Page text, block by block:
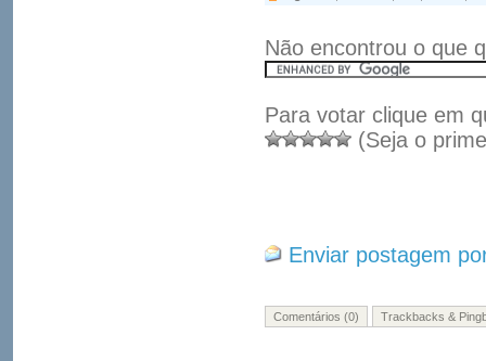
Não encontrou o que
Para votar clique em
(Seja o
Enviar postagem
Comentários (0) Trackbacks &